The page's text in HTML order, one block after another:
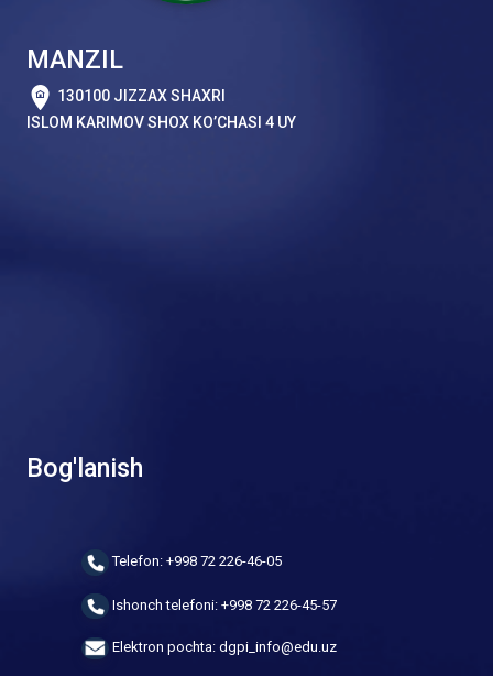
MANZIL
130100 JIZZAX SHAXRI
ISLOM KARIMOV SHOX KO’CHASI 4 UY
Bog'lanish
Telefon: +998 72 226-46-05
Ishonch telefoni: +998 72 226-45-57
Elektron pochta: dgpi_info@edu.uz